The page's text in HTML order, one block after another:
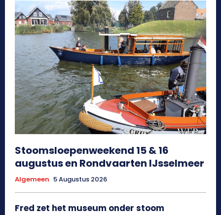
Stoomsloepenweekend 15 & 16
augustus en Rondvaarten IJsselmeer
Algemeen 5 Augustus 2026
Fred zet het museum onder stoom